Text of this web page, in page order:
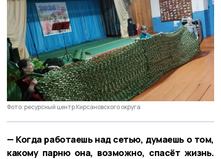
Фото: ресурсный центр Кирсановского округа
— Когда работаешь над сетью, думаешь о том,
какому парню она, возможно, спасёт жизнь.